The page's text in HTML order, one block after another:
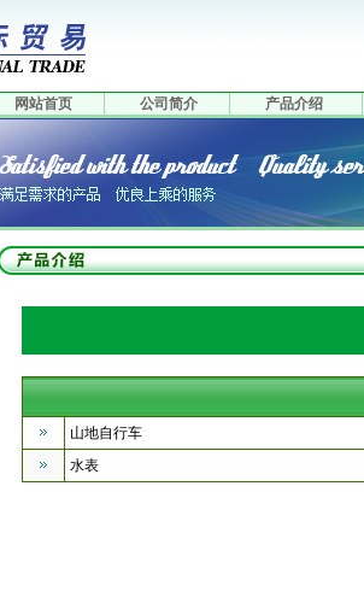
网站首页 公司简介 产品介绍
山地自行车
水表